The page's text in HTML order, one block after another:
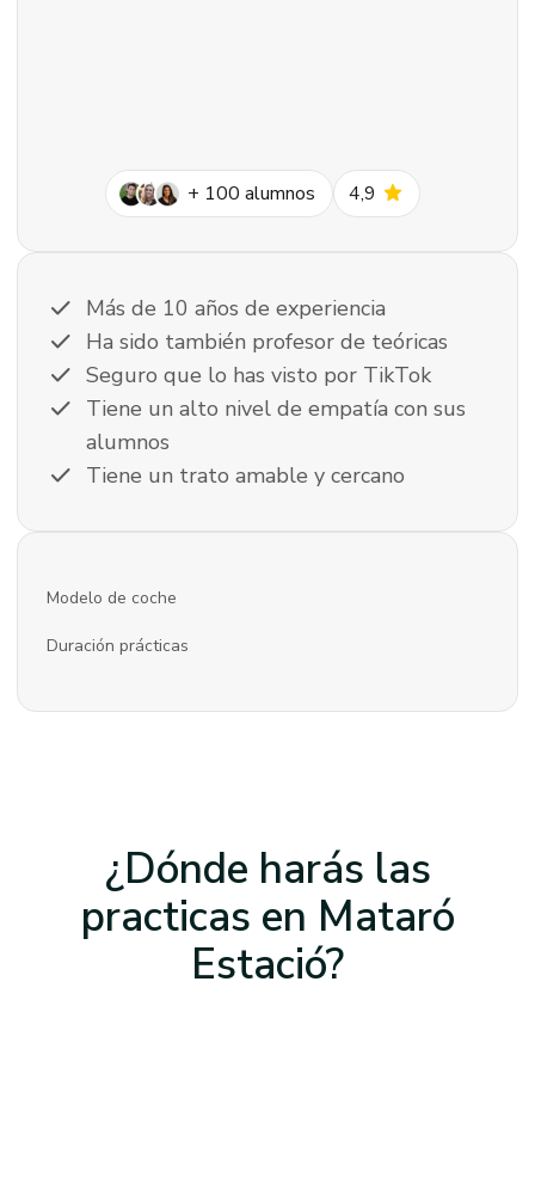
check Más de 10 años de experiencia
check Ha sido también profesor de teóricas
check Seguro que lo has visto por TikTok
check Tiene un alto nivel de empatía con sus
alumnos
check Tiene un trato amable y cercano
Modelo de coche
Duración prácticas
+ 100 alumnos 4,9 star
¿Dónde harás las
practicas en Mataró
Estació?